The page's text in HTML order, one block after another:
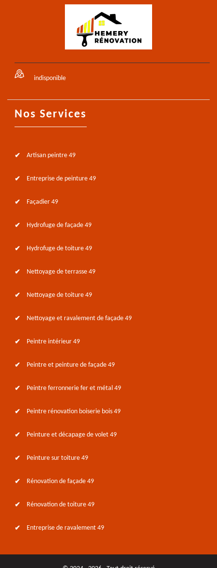
indisponible
Nos Services
Artisan peintre 49
Entreprise de peinture 49
Façadier 49
Hydrofuge de façade 49
Hydrofuge de toiture 49
Nettoyage de terrasse 49
Nettoyage de toiture 49
Nettoyage et ravalement de façade 49
Peintre intérieur 49
Peintre et peinture de façade 49
Peintre ferronnerie fer et métal 49
Peintre rénovation boiserie bois 49
Peinture et décapage de volet 49
Peinture sur toiture 49
Rénovation de façade 49
Rénovation de toiture 49
Entreprise de ravalement 49